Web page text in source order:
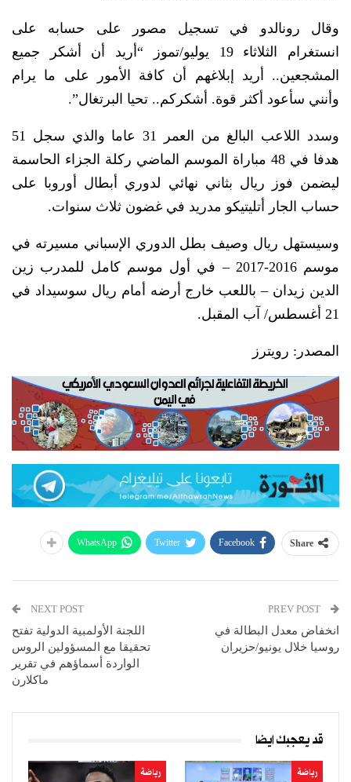
وقال رونالدو في تسجيل مصور على حسابه على
انستغرام الثلاثاء 19 يوليو/تموز “أريد أن أشكر جميع
المشجعين.. أريد إبلاغهم أن كافة الأمور على ما يرام
وأنني سأعود أكثر قوة. أشكركم.. تحيا البرتغال”.
وسدد اللاعب البالغ من العمر 31 عاما والذي سجل 51
هدفا في 48 مباراة الموسم الماضي ركلة الجزاء الحاسمة
ليضمن فوز ريال بثاني نهائي لدوري أبطال أوروبا على
حساب الجار أتليتيكو مدريد في غضون ثلاث سنوات.
وسيستهل ريال وصيف بطل الدوري الإسباني مسيرته في
موسم 2016-2017 – في أول موسم كامل للمدرب زين
الدين زيدان – باللعب خارج أرضه أمام ريال سوسيداد في
21 أغسطس/ آب المقبل.
المصدر: رويترز
Share
Facebook
Twitter
WhatsApp
انخفاض معدل البطالة في
روسيا خلال يونيو/حزيران
NEXT POST
اللجنة الأولمبية الدولية تفتح
تحقيقا مع المسؤولين الروس
الواردة أسماؤهم في تقرير
ماكلارن
قد يعجبك ايضا
رياضة رياضة